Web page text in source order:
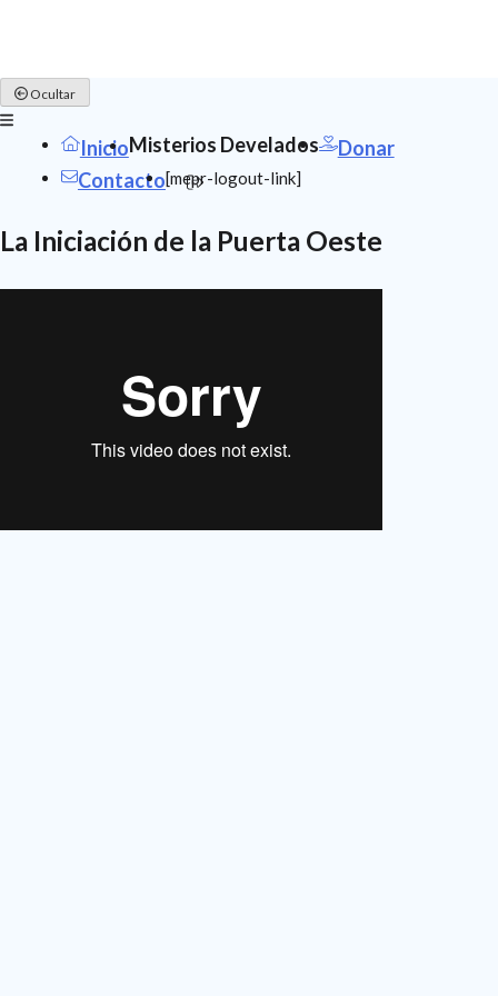
Skip
to
content
Ocultar
InicioMisterios Develados
Donar
Contacto[mepr-logout-link]
La Iniciación de la Puerta Oeste